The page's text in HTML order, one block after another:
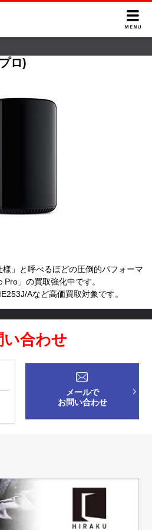
ロ)
」と呼べるほどの圧倒的パフォーマ
」の買取強化中です。
Aなど高価買取対象です。
い合わせ
メールで
お問い合わせ